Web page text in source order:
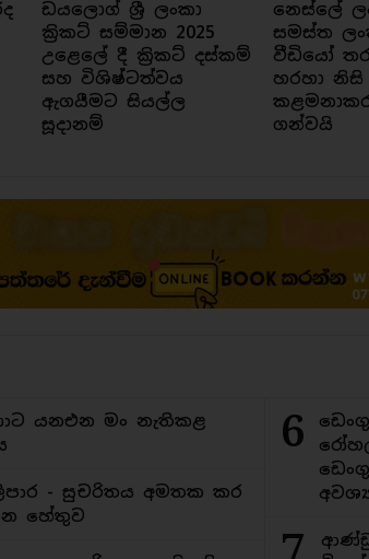
ඩයලොග් ශ්‍රී ලංකා
ක්‍රිකට් සම්මාන 2025
උළෙලේ දී ක්‍රිකට් දස්කම්
සහ විශිෂ්ටත්වය
ඇගයීමට සියල්ල
සූදානම්
නෙස්ලේ
සමස්ත
වීඩියෝ
හරහා නිසි
ගන්වයි
යනඑන මං නැතිකළ
- සුචරිතය අමතක කර
හේතුව
6